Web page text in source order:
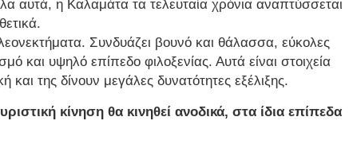
αυτά, η Καλαμάτα τα τελευταία χρόνια αναπτύσσεται
Συνδυάζει βουνό και θάλασσα, εύκολες
και υψηλό επίπεδο φιλοξενίας. Αυτά είναι στοιχεία
και της δίνουν μεγάλες δυνατότητες εξέλιξης.
κίνηση θα κινηθεί ανοδικά, στα ίδια επίπεδα